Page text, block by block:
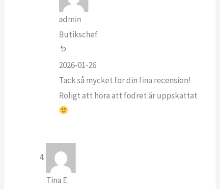
admin
Butikschef
2026-01-26
Tack så mycket för din fina recension!
Roligt att höra att fodret är uppskattat
Tina E.